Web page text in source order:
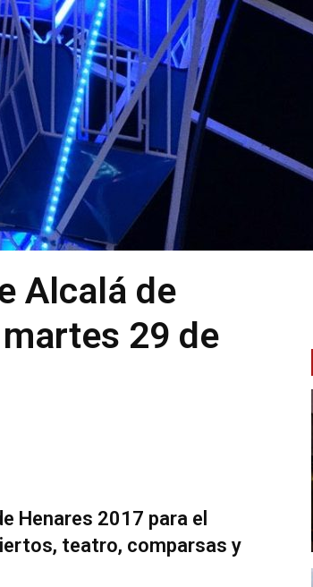
Alcalá de
29 de
Henares 2017 para el
teatro, comparsas y